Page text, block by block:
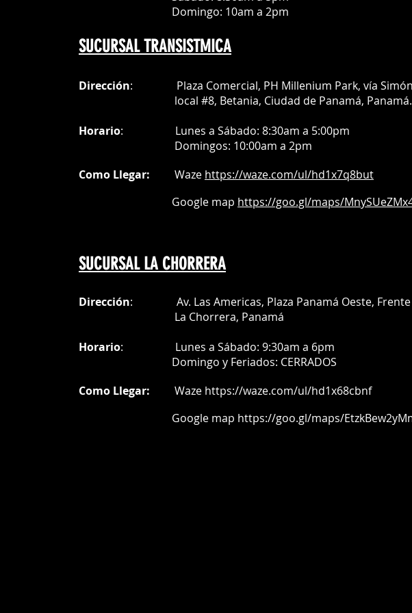
Domingo: 10am a 2pm
SUCURSAL TRANSISTMICA
Dirección: Plaza Comercial, PH Millenium Park, vía
local #8, Betania, Ciudad de Panamá, Panamá.
Horario: Lunes a Sábado: 8:30am a 5:00pm
Domingos: 10:00am a 2pm
Como Llegar: Waze https://waze.com/ul/hd1x7q8but
Google map https://goo.gl/maps/
SUCURSAL LA CHORRERA
Dirección: Av. Las Americas, Plaza Panamá Oeste, Frente
La Chorrera, Panamá
Horario: Lunes a Sábado: 9:30am a 6pm
Domingo y Feriados: CERRADOS
Como Llegar: Waze https://waze.com/ul/hd1x68cbnf
Google map https://goo.gl/maps/